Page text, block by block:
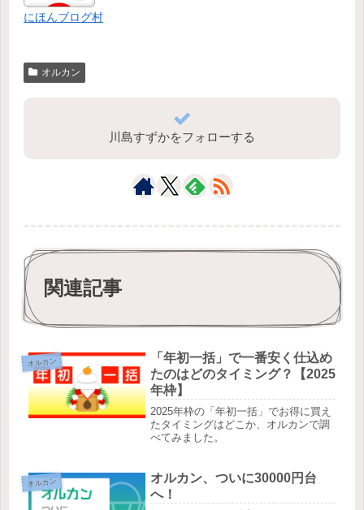
にほんブログ村
オルカン
川島すずかをフォローする
関連記事
オルカン
「年初一括」で一番安く仕込め
たのはどのタイミング？【2025
年枠】
2025年枠の「年初一括」でお得に買え
たタイミングはどこか、オルカンで調
べてみました。
オルカン
オルカン、ついに30000円台
へ！